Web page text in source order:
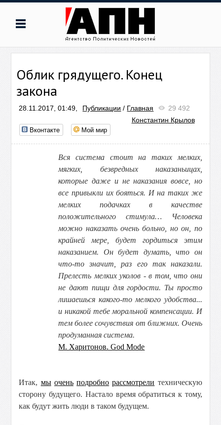
Облик грядущего. Конец
закона
28.11.2017, 01:49, Публикации / Главная
29 492
Константин Крылов
Вконтакте Мой мир
Вся система стоит на таких мелких,
мягких, безвредных наказаньицах,
которые даже и не наказания вовсе, но
все привыкли их бояться. И на таких же
мелких подачках в качестве
положительного стимула… Человека
можно наказать очень больно, но он, по
крайней мере, будет гордиться этим
наказанием. Он будет думать, что он
что-то значит, раз его так наказали.
Прелесть мелких уколов - в том, что они
не дают пищи для гордости. Ты просто
лишаешься какого-то мелкого удобства...
и никакой тебе моральной компенсации. И
тем более сочувствия от ближних. Очень
продуманная система.
М. Харитонов. God Mode
Итак, мы очень подробно рассмотрели техническую
сторону будущего. Настало время обратиться к тому,
как будут жить люди в таком будущем.